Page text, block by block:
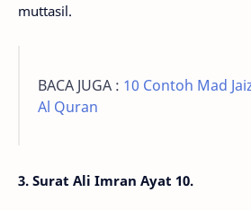
muttasil.
BACA JUGA : 10 Contoh Mad
Al Quran
3. Surat Ali Imran Ayat 10.